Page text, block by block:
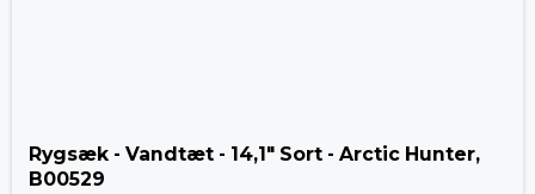
Rygsæk - Vandtæt - 14,1" Sort - Arctic Hunter,
B00529